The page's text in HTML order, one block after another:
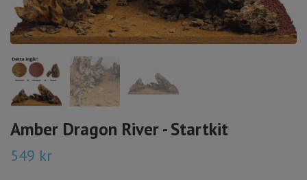
Amber Dragon River - Startkit
549 kr